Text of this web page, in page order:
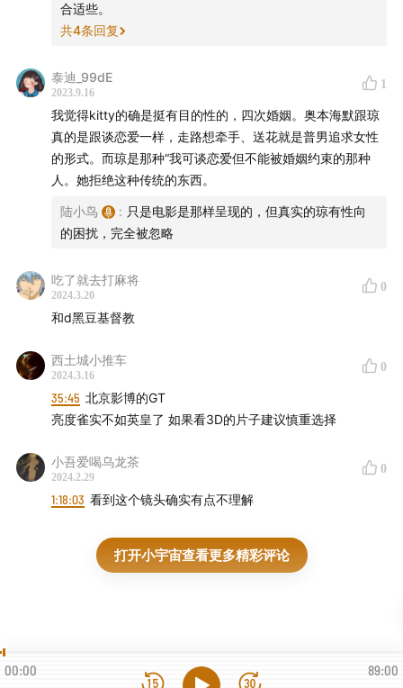
在苹果Podcast、任意安卓播客客户端、Spotify、小宇
「赶场 Way to Cinemas」
关于《赶场 Way to Cinemas》
不是在看电影，就是在赶场观影的路上。《赶场 Way to
Cinemas》是一档聚焦影展、电影节的播客，会与众多影
迷和电影人分享自己的电影故事与经验。
合适些。
共4条回复
泰迪_99dE
2023.9.16
1
我觉得kitty的确是挺有目的性的，四次婚姻。奥本海默跟琼
真的是跟谈恋爱一样，走路想牵手、送花就是普男追求女性
的形式。而琼是那种“我可谈恋爱但不能被婚姻约束的那种
人。她拒绝这种传统的东西。
陆小鸟 : 只是电影是那样呈现的，但真实的琼有性向
的困扰，完全被忽略
吃了就去打麻将
2024.3.20
0
和d黑豆基督教
西土城小推车
2024.3.16
0
35:45 北京影博的GT
亮度雀实不如英皇了 如果看3D的片子建议慎重选择
小吾爱喝乌龙茶
2024.2.29
0
1:18:03 看到这个镜头确实有点不理解
打开小宇宙查看更多精彩评论
00:00 89:00